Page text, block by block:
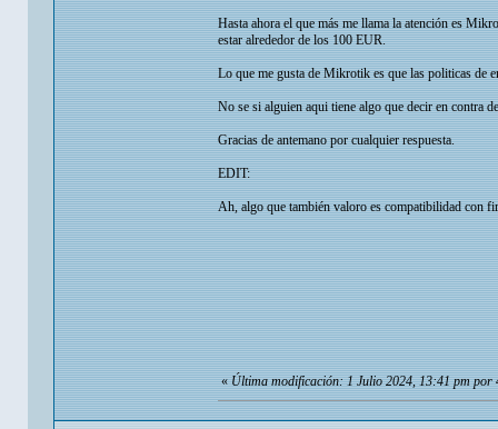
Hasta ahora el que más me llama la atención es
estar alrededor de los 100 EUR.
Lo que me gusta de Mikrotik es que las politicas de
No se si alguien aqui tiene algo que decir en contra
Gracias de antemano por cualquier respuesta.
EDIT:
Ah, algo que también valoro es compatibilidad con
«Última modificación: 1 Julio 2024, 13:41 pm por